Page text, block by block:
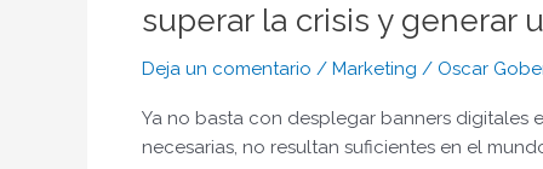
superar la crisis y generar
Deja un comentario / Marketing / Oscar
Ya no basta con desplegar banners digitales
necesarias, no resultan suficientes en el
crecimiento
acelerado
las
ventas